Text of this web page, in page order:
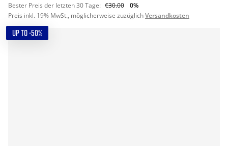
Bester Preis der letzten 30 Tage: €30.00
0%
Preis inkl. 19% MwSt., möglicherweise zuzüglichVersandkosten
UP TO -50%